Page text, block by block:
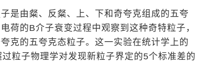
是由粲、反粲、上、下和奇夸克组成的五夸
荷的B介子衰变过程中观察到这种奇特粒子，
克的五夸克态粒子。这一实验在统计学上的
粒子物理学对发现新粒子界定的5个标准差的